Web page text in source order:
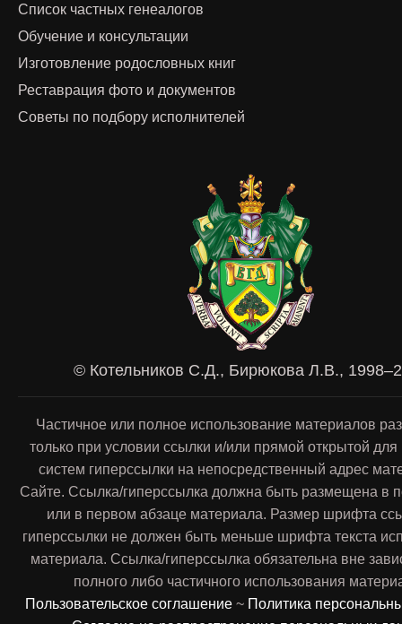
Список частных генеалогов
Обучение и консультации
Изготовление родословных книг
Реставрация фото и документов
Советы по подбору исполнителей
© Котельников С.Д., Бирюкова Л.В.,
Частичное или полное использование материалов
только при условии ссылки и/или прямой открытой
систем гиперссылки на непосредственный адрес
Сайте. Ссылка/гиперссылка должна быть размещена в
или в первом абзаце материала. Размер шрифта
гиперссылки не должен быть меньше шрифта текста
материала. Ссылка/гиперссылка обязательна вне
полного либо частичного использования
Пользовательское соглашение ~ Политика